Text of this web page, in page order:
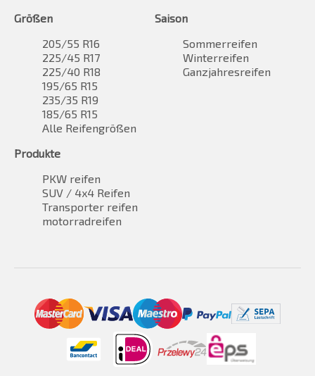
Größen
205/55 R16
225/45 R17
225/40 R18
195/65 R15
235/35 R19
185/65 R15
Alle Reifengrößen
Saison
Sommerreifen
Winterreifen
Ganzjahresreifen
Produkte
PKW reifen
SUV / 4x4 Reifen
Transporter reifen
motorradreifen